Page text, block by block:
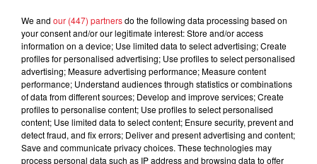
masculine dans sa bataille...
Des vitres tombent de la tour
Montparnasse : des désaccords
entre...
We and our (447) partnersdo the following data processing based on
your consent and/or our legitimate interest: Store and/or access
information on a device; Use limited data to select advertising; Create
profiles for personalised advertising; Use profiles to select personalised
advertising; Measure advertising performance; Measure content
performance; Understand audiences through statistics or combinations
of data from different sources; Develop and improve services; Create
profiles to personalise content; Use profiles to select personalised
content; Use limited data to select content; Ensure security, prevent and
detect fraud, and fix errors; Deliver and present advertising and content;
Save and communicate privacy choices. These technologies may
process personal data such as IP address and browsing data to offer